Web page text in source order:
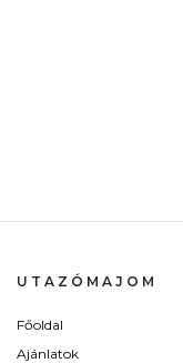
UTAZÓMAJOM
Főoldal
Ajánlatok